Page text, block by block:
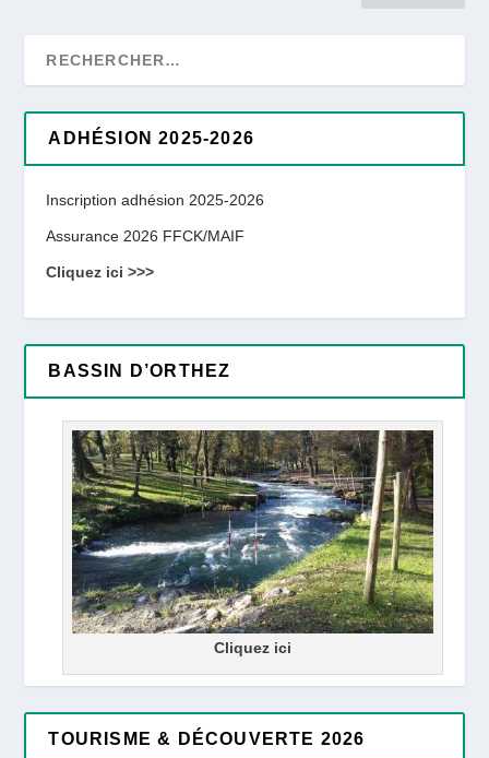
ADHÉSION 2025-2026
Inscription adhésion 2025-2026
Assurance 2026 FFCK/MAIF
Cliquez ici >>>
BASSIN D’ORTHEZ
Cliquez ici
TOURISME & DÉCOUVERTE 2026